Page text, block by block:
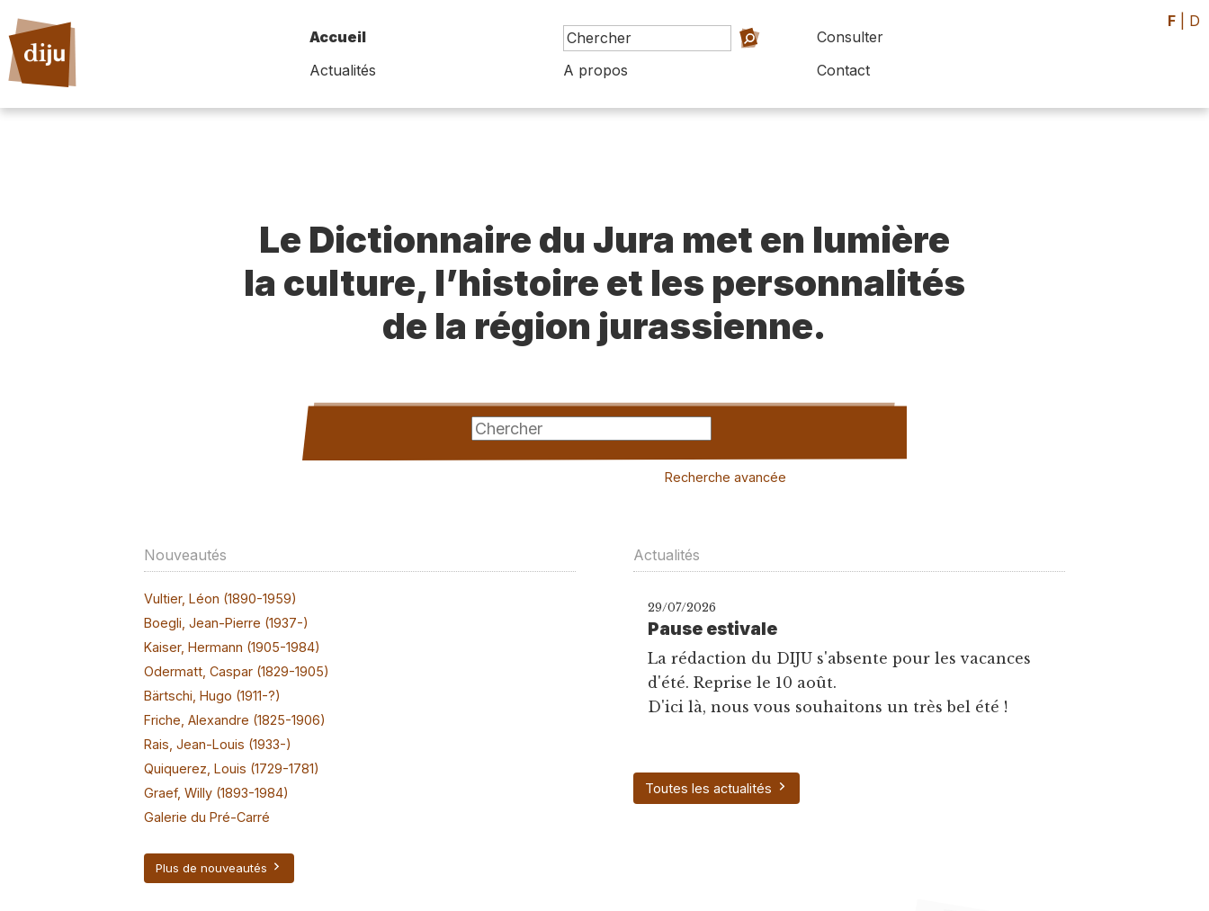
Accueil
Consulter
Actualités
A propos Contact
F D
Le Dictionnaire du Jura met en lumière
la culture, l’histoire et les personnalités
de la région jurassienne.
Recherche avancée
Nouveautés
Vultier, Léon (1890-1959)
Boegli, Jean-Pierre (1937-)
Kaiser, Hermann (1905-1984)
Odermatt, Caspar (1829-1905)
Bärtschi, Hugo (1911-?)
Friche, Alexandre (1825-1906)
Rais, Jean-Louis (1933-)
Quiquerez, Louis (1729-1781)
Graef, Willy (1893-1984)
Galerie du Pré-Carré
Plus de nouveautés
Actualités
29/07/2026
Pause estivale
La rédaction du DIJU s'absente pour les vacances
d'été. Reprise le 10 août.
D'ici là, nous vous souhaitons un très bel été !
Toutes les actualités